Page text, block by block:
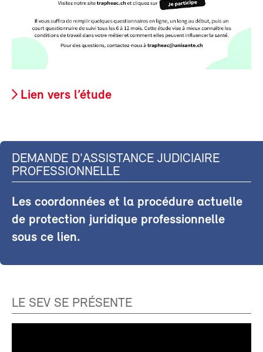
Lien vers l’étude
DEMANDE D'ASSISTANCE JUDICIAIRE
PROFESSIONNELLE
Les coordonnées et la procédure actuelle
de protection juridique professionnelle
sous ce lien.
LE SEV SE PRÉSENTE